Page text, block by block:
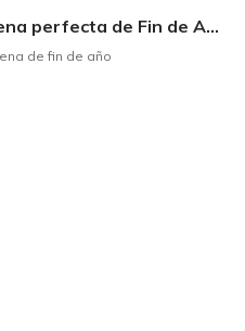
Guía Supermaxi para la cena perfecta de Fin de Año
de fin de año